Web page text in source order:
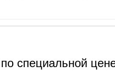
специальной